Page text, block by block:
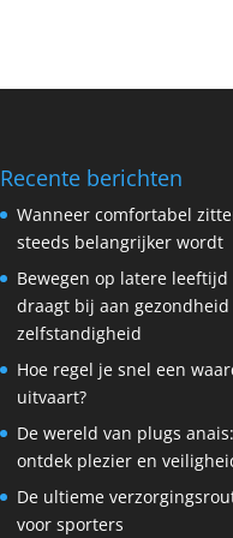
Recente berichten
Wanneer comfortabel
steeds belangrijker wordt
Bewegen op latere leeftijd
draagt bij aan gezondheid
zelfstandigheid
Hoe regel je snel een
uitvaart?
De wereld van plugs anais:
ontdek plezier en
De ultieme
voor sporters